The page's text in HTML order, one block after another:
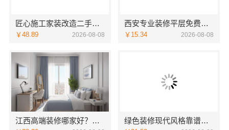
匠心施工家装改造二手房改造宁波雅美和居建材科技有限公司
￥48.89 2026-08-08
西安专业装修平层免费量房-居安天成（西安）建筑工程有限责任公司
￥15.34 2026-08-08
江西高端装修哪家好？首选江西圣匠新型环保材料有限公司 绿色装修现代风格靠谱吗江西尚宅尚品新型环保材料有限公司